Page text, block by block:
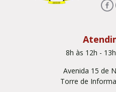
8h às 12h -
Avenida 15 de
Torre de